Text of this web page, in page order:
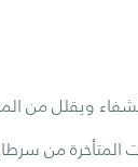
ويقلل من
المتأخرة من